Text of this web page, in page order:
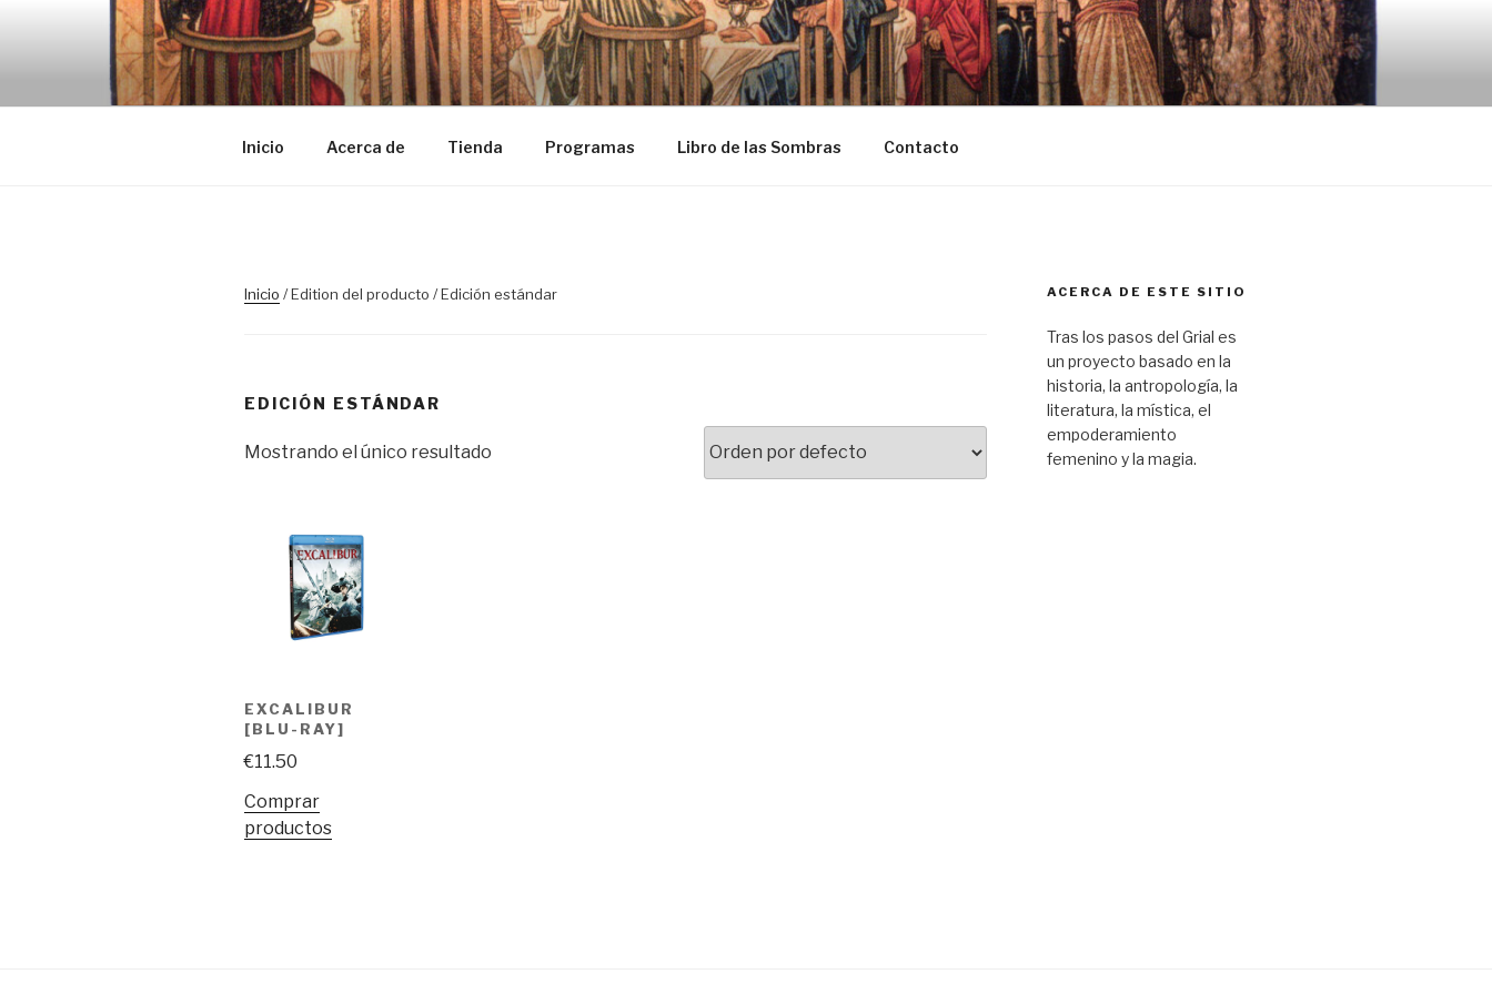
TRASLOSPASOSDELGRIAL.COM
Inicio Acerca de Tienda Programas Libro de las Sombras Contacto
Inicio / Edition del producto / Edición estándar
EDICIÓN ESTÁNDAR
Mostrando el único resultado
EXCALIBUR
[BLU-RAY]
€11.50
Comprar
productos
ACERCA DE ESTE SITIO
Tras los pasos del Grial es
un proyecto basado en la
historia, la antropología, la
literatura, la mística, el
empoderamiento
femenino y la magia.